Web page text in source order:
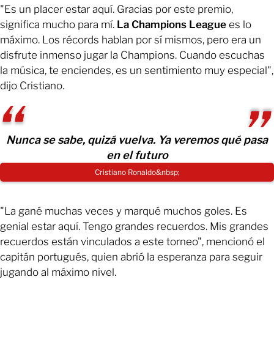
"Es un placer estar aquí. Gracias por este premio,
significa mucho para mí. La Champions League es lo
máximo. Los récords hablan por sí mismos, pero era un
disfrute inmenso jugar la Champions. Cuando escuchas
la música, te enciendes, es un sentimiento muy especial",
dijo Cristiano.
Nunca se sabe, quizá vuelva. Ya veremos qué pasa
en el futuro
Cristiano Ronaldo&nbsp;
"La gané muchas veces y marqué muchos goles. Es
genial estar aquí. Tengo grandes recuerdos. Mis grandes
recuerdos están vinculados a este torneo", mencionó el
capitán portugués, quien abrió la esperanza para seguir
jugando al máximo nivel.